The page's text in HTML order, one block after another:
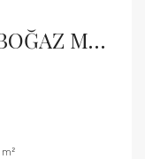
GALATA’DA KULE VE BOĞAZ MANZARALI SATILIK TARİHİ DAİRE
m²